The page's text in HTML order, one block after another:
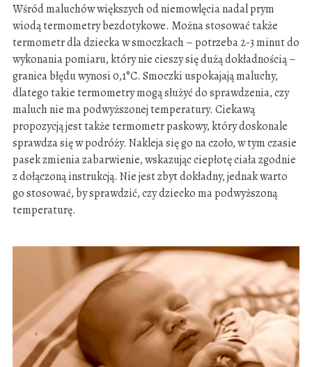
Wśród maluchów większych od niemowlęcia nadal prym
wiodą termometry bezdotykowe. Można stosować także
termometr dla dziecka w smoczkach – potrzeba 2-3 minut do
wykonania pomiaru, który nie cieszy się dużą dokładnością –
granica błędu wynosi 0,1°C. Smoczki uspokajają maluchy,
dlatego takie termometry mogą służyć do sprawdzenia, czy
maluch nie ma podwyższonej temperatury. Ciekawą
propozycją jest także termometr paskowy, który doskonale
sprawdza się w podróży. Nakleja się go na czoło, w tym czasie
pasek zmienia zabarwienie, wskazując ciepłotę ciała zgodnie
z dołączoną instrukcją. Nie jest zbyt dokładny, jednak warto
go stosować, by sprawdzić, czy dziecko ma podwyższoną
temperaturę.